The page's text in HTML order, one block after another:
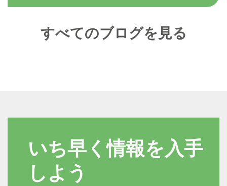
すべてのブログを見る
いち早く情報を入手
しよう